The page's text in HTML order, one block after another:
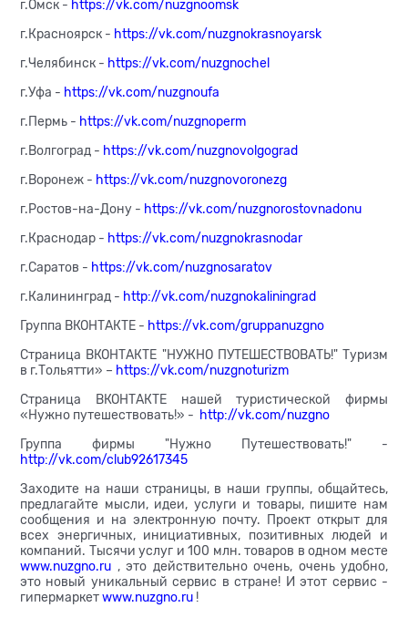
г.Омск - https://vk.com/nuzgnoomsk
г.Красноярск - https://vk.com/nuzgnokrasnoyarsk
г.Челябинск - https://vk.com/nuzgnochel
г.Уфа - https://vk.com/nuzgnoufa
г.Пермь - https://vk.com/nuzgnoperm
г.Волгоград - https://vk.com/nuzgnovolgograd
г.Воронеж - https://vk.com/nuzgnovoronezg
г.Ростов-на-Дону - https://vk.com/nuzgnorostovnadonu
г.Краснодар - https://vk.com/nuzgnokrasnodar
г.Cаратов - https://vk.com/nuzgnosaratov
г.Калининград - http://vk.com/nuzgnokaliningrad
Группа ВКОНТАКТЕ - https://vk.com/gruppanuzgno
Страница ВКОНТАКТЕ "НУЖНО ПУТЕШЕСТВОВАТЬ!" Туризм
в г.Тольятти» – https://vk.com/nuzgnoturizm
Страница ВКОНТАКТЕ нашей туристической фирмы
«Нужно путешествовать!» - http://vk.com/nuzgno
Группа фирмы "Нужно Путешествовать!" -
http://vk.com/club92617345
Заходите на наши страницы, в наши группы, общайтесь,
предлагайте мысли, идеи, услуги и товары, пишите нам
сообщения и на электронную почту. Проект открыт для
всех энергичных, инициативных, позитивных людей и
компаний. Тысячи услуг и 100 млн. товаров в одном месте
www.nuzgno.ru , это действительно очень, очень удобно,
это новый уникальный сервис в стране! И этот сервис -
гипермаркетwww.nuzgno.ru !